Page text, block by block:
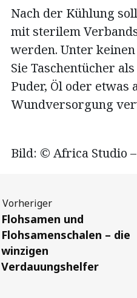
Nach der Kühlung
mit sterilem
werden. Unter
Sie Taschentücher
Puder, Öl oder etwas
Wundversorgung
Bild: © Africa Studio
Previous
Flohsamen und
Flohsamenschalen – die
winzigen
Verdauungshelfer